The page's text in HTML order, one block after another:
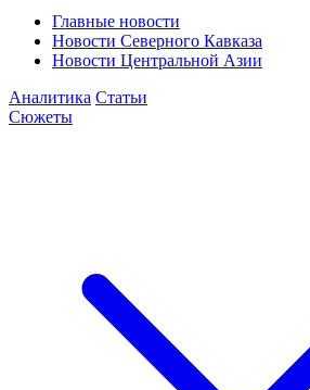
Главные новости
Новости Северного Кавказа
Новости Центральной Азии
Аналитика Статьи
Сюжеты